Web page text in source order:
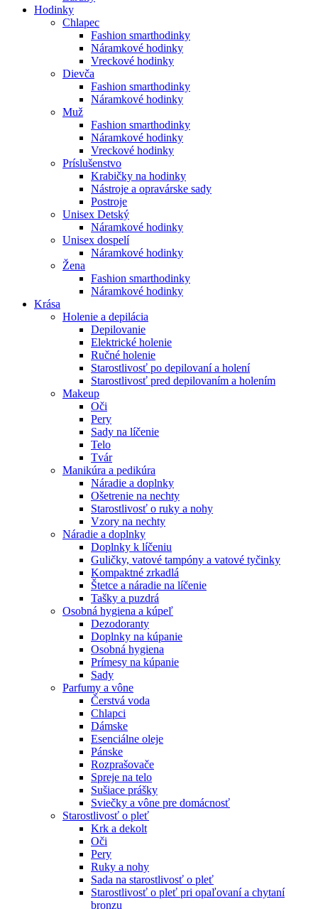
Hodinky
Chlapec
Fashion smarthodinky
Náramkové hodinky
Vreckové hodinky
Dievča
Fashion smarthodinky
Náramkové hodinky
Muž
Fashion smarthodinky
Náramkové hodinky
Vreckové hodinky
Príslušenstvo
Krabičky na hodinky
Nástroje a opravárske sady
Postroje
Unisex Detský
Náramkové hodinky
Unisex dospelí
Náramkové hodinky
Žena
Fashion smarthodinky
Náramkové hodinky
Krása
Holenie a depilácia
Depilovanie
Elektrické holenie
Ručné holenie
Starostlivosť po depilovaní a holení
Starostlivosť pred depilovaním a holením
Makeup
Oči
Pery
Sady na líčenie
Telo
Tvár
Manikúra a pedikúra
Náradie a doplnky
Ošetrenie na nechty
Starostlivosť o ruky a nohy
Vzory na nechty
Náradie a doplnky
Doplnky k líčeniu
Guličky, vatové tampóny a vatové tyčinky
Kompaktné zrkadlá
Štetce a náradie na líčenie
Tašky a puzdrá
Osobná hygiena a kúpeľ
Dezodoranty
Doplnky na kúpanie
Osobná hygiena
Prímesy na kúpanie
Sady
Parfumy a vône
Čerstvá voda
Chlapci
Dámske
Esenciálne oleje
Pánske
Rozprašovače
Spreje na telo
Sušiace prášky
Sviečky a vône pre domácnosť
Starostlivosť o pleť
Krk a dekolt
Oči
Pery
Ruky a nohy
Sada na starostlivosť o pleť
Starostlivosť o pleť pri opaľovaní a chytaní
bronzu